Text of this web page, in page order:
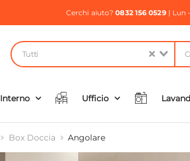
Cerchi aiuto?0832 156 0529| Lun -
Tutti
Interno Ufficio
Box Doccia Angolare